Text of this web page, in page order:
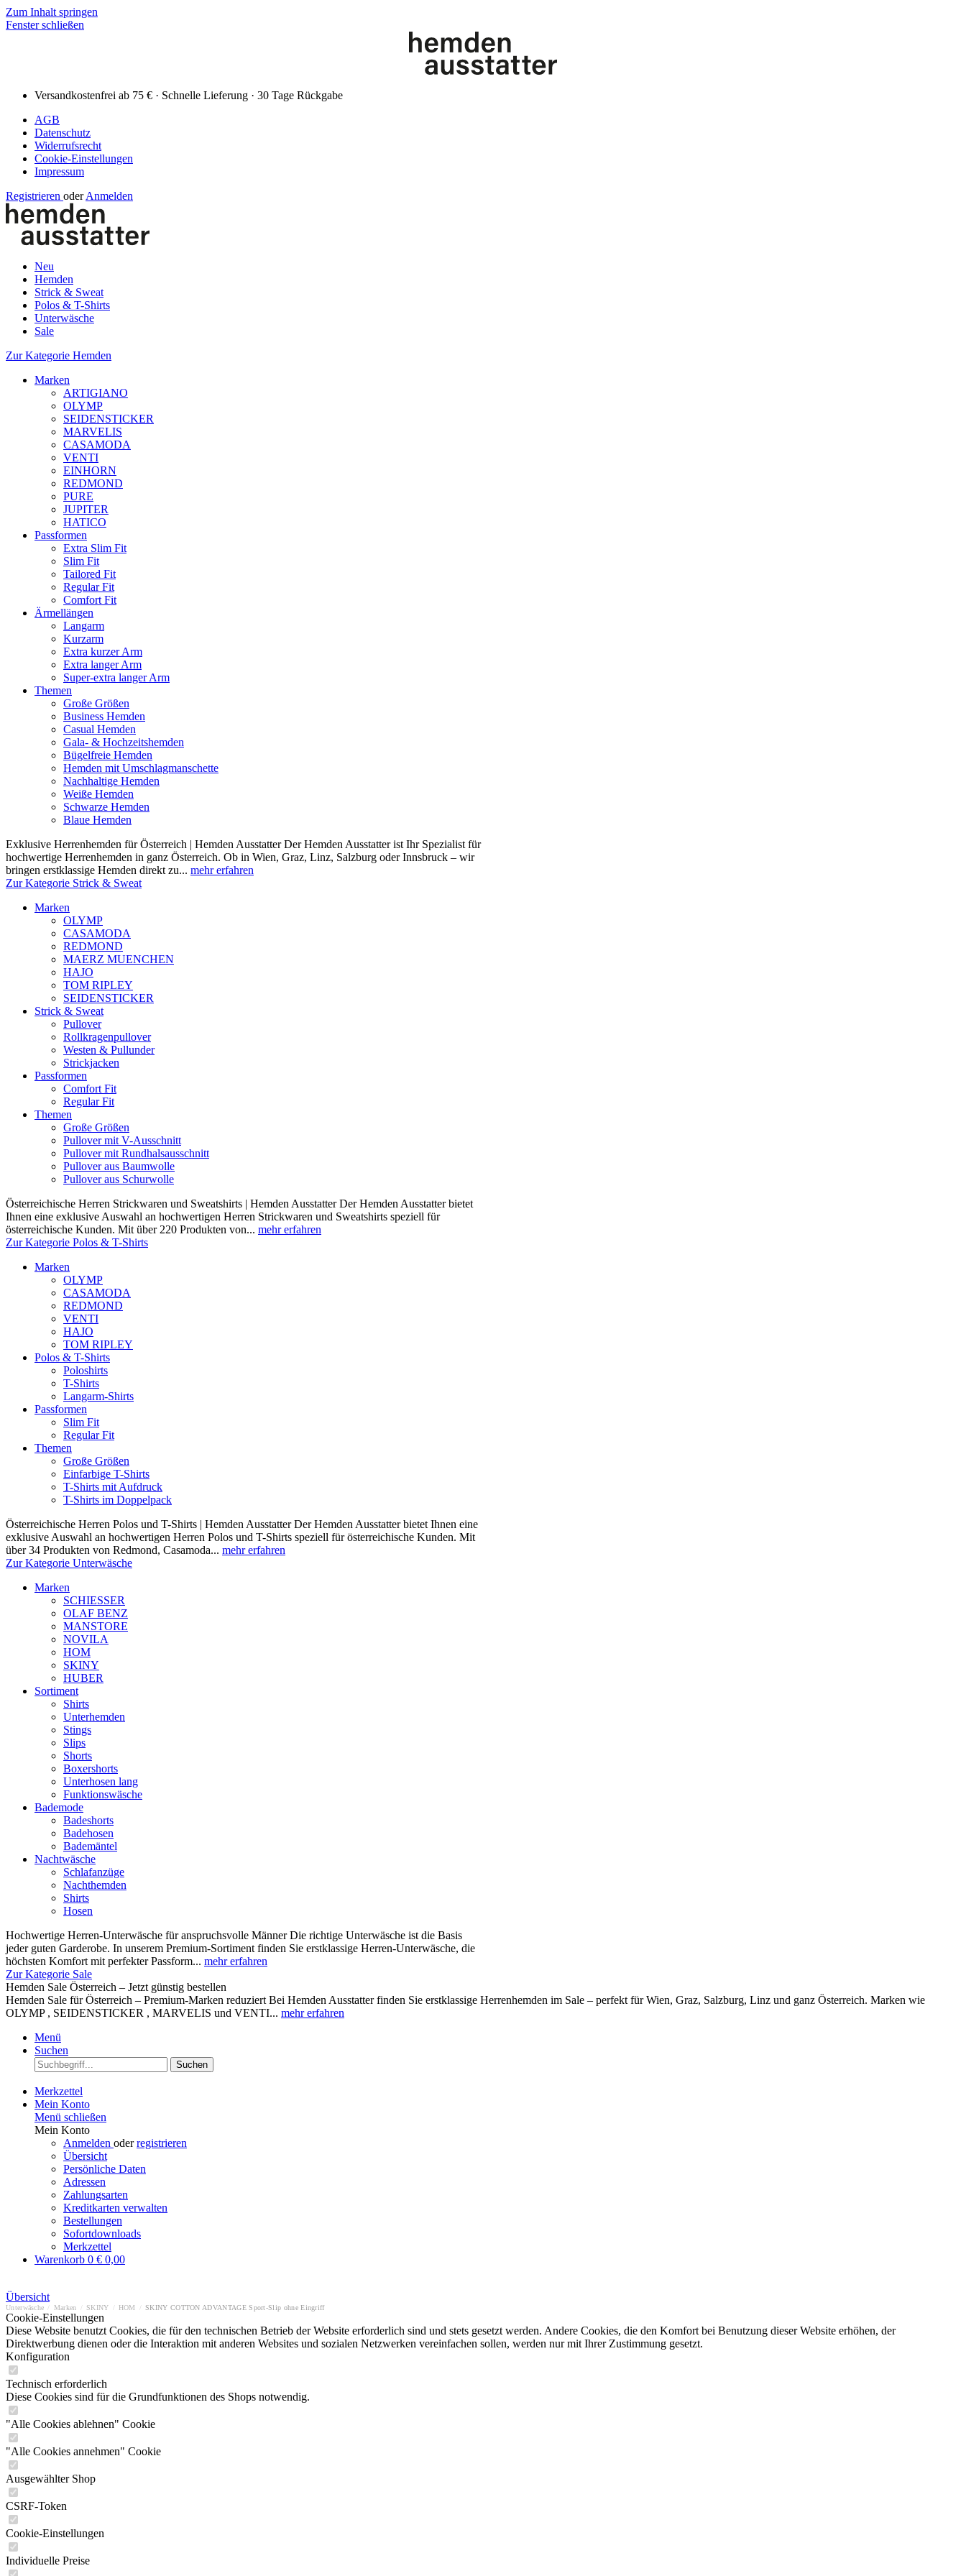
Zum Inhalt springen
Fenster schließen
Versandkostenfrei ab 75 € · Schnelle Lieferung · 30 Tage Rückgabe
AGB
Datenschutz
Widerrufsrecht
Cookie-Einstellungen
Impressum
Registrieren oder Anmelden
Neu
Hemden
Strick & Sweat
Polos & T-Shirts
Unterwäsche
Sale
Zur Kategorie Hemden
Marken
ARTIGIANO
OLYMP
SEIDENSTICKER
MARVELIS
CASAMODA
VENTI
EINHORN
REDMOND
PURE
JUPITER
HATICO
Passformen
Extra Slim Fit
Slim Fit
Tailored Fit
Regular Fit
Comfort Fit
Ärmellängen
Langarm
Kurzarm
Extra kurzer Arm
Extra langer Arm
Super-extra langer Arm
Themen
Große Größen
Business Hemden
Casual Hemden
Gala- & Hochzeitshemden
Bügelfreie Hemden
Hemden mit Umschlagmanschette
Nachhaltige Hemden
Weiße Hemden
Schwarze Hemden
Blaue Hemden
Exklusive Herrenhemden für Österreich | Hemden Ausstatter Der Hemden Ausstatter ist Ihr Spezialist für
hochwertige Herrenhemden in ganz Österreich. Ob in Wien, Graz, Linz, Salzburg oder Innsbruck – wir
bringen erstklassige Hemden direkt zu... mehr erfahren
Zur Kategorie Strick & Sweat
Marken
OLYMP
CASAMODA
REDMOND
MAERZ MUENCHEN
HAJO
TOM RIPLEY
SEIDENSTICKER
Strick & Sweat
Pullover
Rollkragenpullover
Westen & Pullunder
Strickjacken
Passformen
Comfort Fit
Regular Fit
Themen
Große Größen
Pullover mit V-Ausschnitt
Pullover mit Rundhalsausschnitt
Pullover aus Baumwolle
Pullover aus Schurwolle
Österreichische Herren Strickwaren und Sweatshirts | Hemden Ausstatter Der Hemden Ausstatter bietet
Ihnen eine exklusive Auswahl an hochwertigen Herren Strickwaren und Sweatshirts speziell für
österreichische Kunden. Mit über 220 Produkten von... mehr erfahren
Zur Kategorie Polos & T-Shirts
Marken
OLYMP
CASAMODA
REDMOND
VENTI
HAJO
TOM RIPLEY
Polos & T-Shirts
Poloshirts
T-Shirts
Langarm-Shirts
Passformen
Slim Fit
Regular Fit
Themen
Große Größen
Einfarbige T-Shirts
T-Shirts mit Aufdruck
T-Shirts im Doppelpack
Österreichische Herren Polos und T-Shirts | Hemden Ausstatter Der Hemden Ausstatter bietet Ihnen eine
exklusive Auswahl an hochwertigen Herren Polos und T-Shirts speziell für österreichische Kunden. Mit
über 34 Produkten von Redmond, Casamoda... mehr erfahren
Zur Kategorie Unterwäsche
Marken
SCHIESSER
OLAF BENZ
MANSTORE
NOVILA
HOM
SKINY
HUBER
Sortiment
Shirts
Unterhemden
Stings
Slips
Shorts
Boxershorts
Unterhosen lang
Funktionswäsche
Bademode
Badeshorts
Badehosen
Bademäntel
Nachtwäsche
Schlafanzüge
Nachthemden
Shirts
Hosen
Hochwertige Herren-Unterwäsche für anspruchsvolle Männer Die richtige Unterwäsche ist die Basis
jeder guten Garderobe. In unserem Premium-Sortiment finden Sie erstklassige Herren-Unterwäsche, die
höchsten Komfort mit perfekter Passform... mehr erfahren
Zur Kategorie Sale
Hemden Sale Österreich – Jetzt günstig bestellen
Hemden Sale für Österreich – Premium-Marken reduziert Bei Hemden Ausstatter finden Sie erstklassige Herrenhemden im Sale – perfekt für Wien, Graz, Salzburg, Linz und ganz Österreich. Marken wie
OLYMP , SEIDENSTICKER , MARVELIS und VENTI... mehr erfahren
Menü
Suchen
Suchen
Merkzettel
Mein Konto
Menü schließen
Mein Konto
Anmelden oderregistrieren
Übersicht
Persönliche Daten
Adressen
Zahlungsarten
Kreditkarten verwalten
Bestellungen
Sofortdownloads
Merkzettel
Warenkorb 0 € 0,00
Übersicht
Unterwäsche Marken SKINY HOM SKINY COTTON ADVANTAGE Sport-Slip ohne Eingriff
Cookie-Einstellungen
Diese Website benutzt Cookies, die für den technischen Betrieb der Website erforderlich sind und stets gesetzt werden. Andere Cookies, die den Komfort bei Benutzung dieser Website erhöhen, der
Direktwerbung dienen oder die Interaktion mit anderen Websites und sozialen Netzwerken vereinfachen sollen, werden nur mit Ihrer Zustimmung gesetzt.
Konfiguration
Technisch erforderlich
Diese Cookies sind für die Grundfunktionen des Shops notwendig.
"Alle Cookies ablehnen" Cookie
"Alle Cookies annehmen" Cookie
Ausgewählter Shop
CSRF-Token
Cookie-Einstellungen
Individuelle Preise